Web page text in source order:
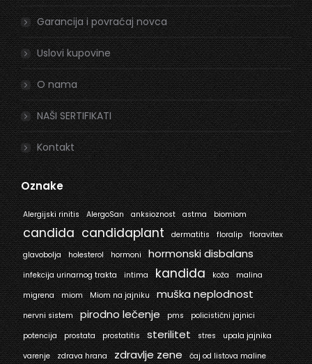
Garancija i povraćaj novca
Uslovi kupovine
O nama
NAŠI SERTIFIKATI
Kontakt
Oznake
Alergijski rinitis AlergoSan anksioznost astma biomiom
candida candidaplant dermatitis floralip
floravitex
glavobolja
holesterol hormoni hormonski disbalans
infekcija urinarnog trakta intima kandida koža
malina
migrena
miom Miom na jajniku muška neplodnost
nervni sistem pirodno lečenje pms
policistični jajnici
potencija
prostata prostatitis sterilitet stres
upala jajnika
varenje
zdrava hrana zdravlje zene čaj od listova maline